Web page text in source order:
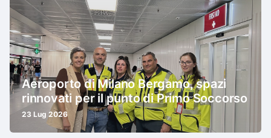
Aeroporto di Milano Bergamo, spazi
rinnovati per il punto di Primo Soccorso
23 Lug 2026